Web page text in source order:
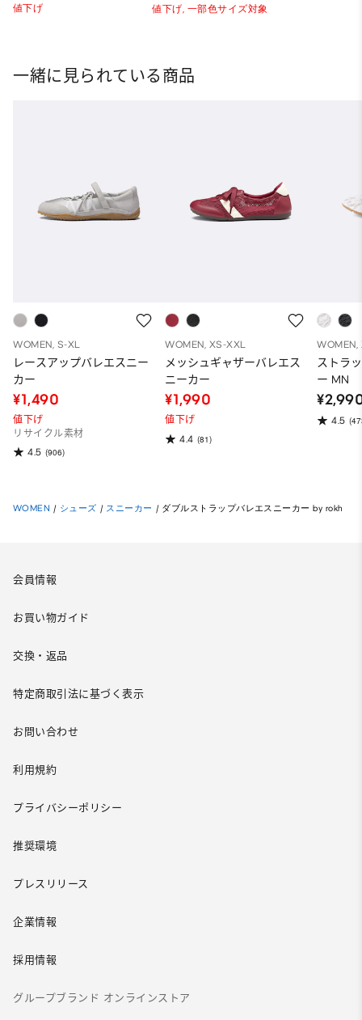
値下げ 値下げ, 一部色サイズ対象
一緒に見られている商品
WOMEN, S-XL
レースアップバレエスニー
カー
¥1,490
値下げ
リサイクル素材
4.5 (906)
WOMEN, XS-XXL
メッシュギャザーバレエス
ニーカー
¥1,990
値下げ
4.4 (81)
WOMEN,
ストラ
ー MN
4.5
WOMEN / シューズ / スニーカー / ダブルストラップバレエスニーカー by rokh
会員情報
お買い物ガイド
交換・返品
特定商取引法に基づく表示
お問い合わせ
利用規約
プライバシーポリシー
推奨環境
プレスリリース
企業情報
採用情報
グループブランド オンラインストア